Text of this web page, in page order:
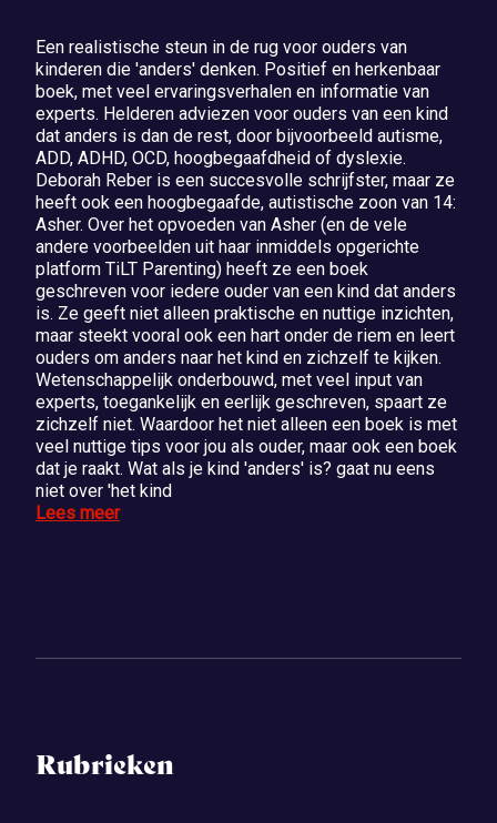
Een realistische steun in de rug voor ouders van
kinderen die 'anders' denken. Positief en herkenbaar
boek, met veel ervaringsverhalen en informatie van
experts. Helderen adviezen voor ouders van een kind
dat anders is dan de rest, door bijvoorbeeld autisme,
ADD, ADHD, OCD, hoogbegaafdheid of dyslexie.
Deborah Reber is een succesvolle schrijfster, maar ze
heeft ook een hoogbegaafde, autistische zoon van 14:
Asher. Over het opvoeden van Asher (en de vele
andere voorbeelden uit haar inmiddels opgerichte
platform TiLT Parenting) heeft ze een boek
geschreven voor iedere ouder van een kind dat anders
is. Ze geeft niet alleen praktische en nuttige inzichten,
maar steekt vooral ook een hart onder de riem en leert
ouders om anders naar het kind en zichzelf te kijken.
Wetenschappelijk onderbouwd, met veel input van
experts, toegankelijk en eerlijk geschreven, spaart ze
zichzelf niet. Waardoor het niet alleen een boek is met
veel nuttige tips voor jou als ouder, maar ook een boek
dat je raakt. Wat als je kind 'anders' is? gaat nu eens
niet over 'het kind
Lees meer
Rubrieken